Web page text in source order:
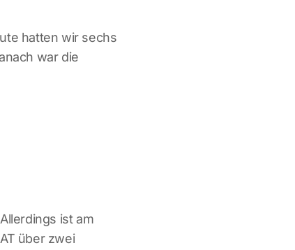
hatten wir sechs
war die
ist am
über zwei